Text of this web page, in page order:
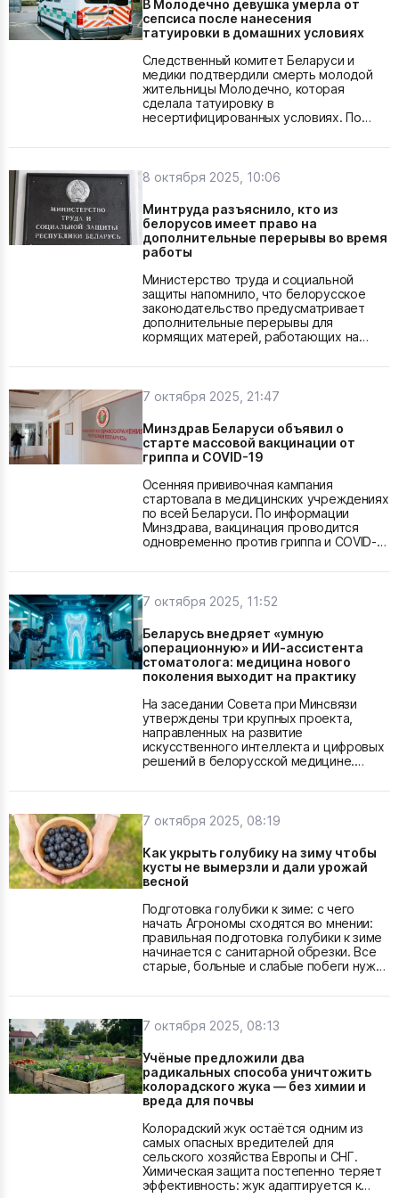
м в регионе было зарегистрировано 1
809 обращений, из которых...
В Молодечно девушка умерла от
сепсиса после нанесения
татуировки в домашних условиях
Следственный комитет Беларуси и
медики подтвердили смерть молодой
жительницы Молодечно, которая
сделала татуировку в
несертифицированных условиях. По
на предплечье самостоятельно или при
после процедуры кожа начала
воспаляться, поднялась температура,
появились признаки интоксикации. Когда
состояние резко ухудшилось, её
доставили в Молодечненскую...
8 октября 2025, 10:06
Минтруда разъяснило, кто из
белорусов имеет право на
дополнительные перерывы во время
работы
Министерство труда и социальной
защиты напомнило, что белорусское
законодательство предусматривает
дополнительные перерывы для
кормящих матерей, работающих на
предоставляются не реже одного раза
продолжительность составляет не
менее 30 минут. Если у сотрудницы двое
или более детей в возрасте до
полутора лет, длительность перерыва
увеличивается до одного часа. Эти...
7 октября 2025, 21:47
Минздрав Беларуси объявил о
старте массовой вакцинации от
гриппа и COVID-19
Осенняя прививочная кампания
стартовала в медицинских учреждениях
по всей Беларуси. По информации
Минздрава, вакцинация проводится
одновременно против гриппа и COVID-
обратившись в поликлинику по месту
кампания начата заранее — до
наступления эпидемического сезона. По
прогнозам Минздрава, рост
заболеваемости гриппом и ОРВИ
ожидается в конце января —...
7 октября 2025, 11:52
Беларусь внедряет «умную
операционную» и ИИ-ассистента
стоматолога: медицина нового
поколения выходит на практику
На заседании Совета при Минсвязи
утверждены три крупных проекта,
направленных на развитие
искусственного интеллекта и цифровых
решений в белорусской медицине.
виртуальный помощник врача-
«умная операционная» будет
использовать интегрированные
цифровые системы для мониторинга
состояния пациента, управления
оборудованием и записи медицинских
процедур в единую...
7 октября 2025, 08:19
Как укрыть голубику на зиму чтобы
кусты не вымерзли и дали урожай
весной
Подготовка голубики к зиме: с чего
начать Агрономы сходятся во мнении:
правильная подготовка голубики к зиме
начинается с санитарной обрезки. Все
старые, больные и слабые побеги нужно
пригнуть к земле. Это не только
облегчает дальнейшее укрытие. Второй
обязательный шаг — влагозарядный
полив. Перед морозами кусты
проливают большим количеством воды:
влажная...
7 октября 2025, 08:13
Учёные предложили два
радикальных способа уничтожить
колорадского жука — без химии и
вреда для почвы
Колорадский жук остаётся одним из
самых опасных вредителей для
сельского хозяйства Европы и СНГ.
Химическая защита постепенно теряет
эффективность: жук адаптируется к